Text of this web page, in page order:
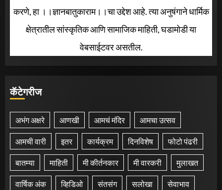
करणे, हा ।।ज्ञानबातुकाराम।।चा उद्देश आहे. त्या अनुषंगाने धार्मिक
क्षेत्रातील सांस्कृतिक आणि सामाजिक माहिती, घडामोडी या
वेबसाईटवर असतील.
कॅटेगरीज
अभंग अक्षरे आणखी आमचं मंदिर आमचा उत्सव
आमची वारी इतर कार्यक्रम दिनविशेष फोटो पंढरी
बातम्या माहिती मी कीर्तनकार मी वारकरी मुलाखत
वार्षिक अंक व्हिडिओ संतसंग सलोखा सेवाभाव